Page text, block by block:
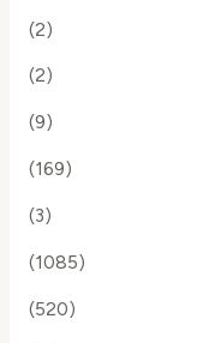
(2)
(2)
(9)
(169)
(3)
(1085)
(520)